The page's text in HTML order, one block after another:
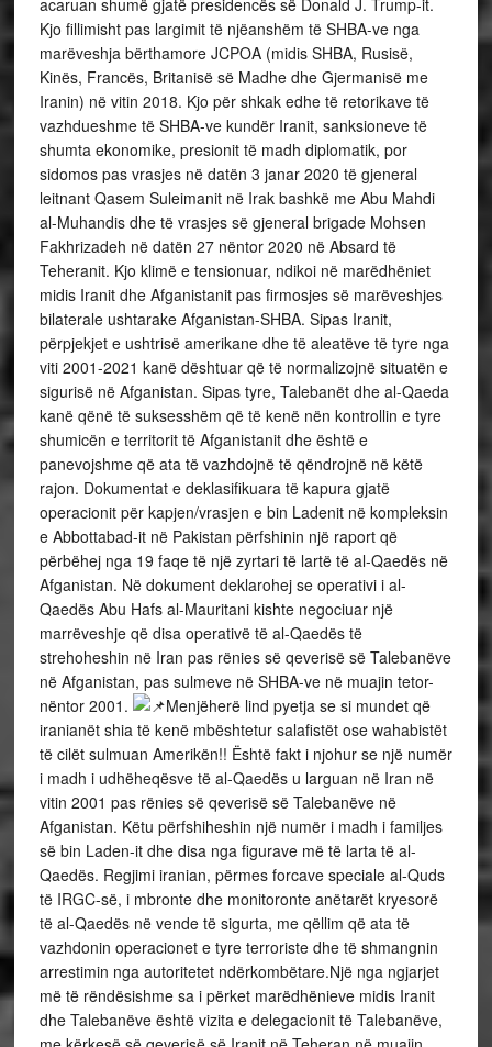
Kjo fillimisht pas largimit të njëanshëm të SHBA-ve nga
marëveshja bërthamore JCPOA (midis SHBA, Rusisë,
Kinës, Francës, Britanisë së Madhe dhe Gjermanisë me
Iranin) në vitin 2018. Kjo për shkak edhe të retorikave të
vazhdueshme të SHBA-ve kundër Iranit, sanksioneve të
shumta ekonomike, presionit të madh diplomatik, por
sidomos pas vrasjes në datën 3 janar 2020 të gjeneral
leitnant Qasem Suleimanit në Irak bashkë me Abu Mahdi
al-Muhandis dhe të vrasjes së gjeneral brigade Mohsen
Fakhrizadeh në datën 27 nëntor 2020 në Absard të
Teheranit. Kjo klimë e tensionuar, ndikoi në marëdhëniet
midis Iranit dhe Afganistanit pas firmosjes së marëveshjes
bilaterale ushtarake Afganistan-SHBA. Sipas Iranit,
përpjekjet e ushtrisë amerikane dhe të aleatëve të tyre nga
viti 2001-2021 kanë dështuar që të normalizojnë situatën e
sigurisë në Afganistan. Sipas tyre, Talebanët dhe al-Qaeda
kanë qënë të suksesshëm që të kenë nën kontrollin e tyre
shumicën e territorit të Afganistanit dhe është e
panevojshme që ata të vazhdojnë të qëndrojnë në këtë
rajon. Dokumentat e deklasifikuara të kapura gjatë
operacionit për kapjen/vrasjen e bin Ladenit në kompleksin
e Abbottabad-it në Pakistan përfshinin një raport që
përbëhej nga 19 faqe të një zyrtari të lartë të al-Qaedës në
Afganistan. Në dokument deklarohej se operativi i al-
Qaedës Abu Hafs al-Mauritani kishte negociuar një
marrëveshje që disa operativë të al-Qaedës të
strehoheshin në Iran pas rënies së qeverisë së Talebanëve
në Afganistan, pas sulmeve në SHBA-ve në muajin tetor-
nëntor 2001.
Menjëherë lind pyetja se si mundet që
iranianët shia të kenë mbështetur salafistët ose wahabistët
të cilët sulmuan Amerikën!! Është fakt i njohur se një numër
i madh i udhëheqësve të al-Qaedës u larguan në Iran në
vitin 2001 pas rënies së qeverisë së Talebanëve në
Afganistan. Këtu përfshiheshin një numër i madh i familjes
së bin Laden-it dhe disa nga figurave më të larta të al-
Qaedës. Regjimi iranian, përmes forcave speciale al-Quds
të IRGC-së, i mbronte dhe monitoronte anëtarët kryesorë
të al-Qaedës në vende të sigurta, me qëllim që ata të
vazhdonin operacionet e tyre terroriste dhe të shmangnin
arrestimin nga autoritetet ndërkombëtare.Një nga ngjarjet
më të rëndësishme sa i përket marëdhënieve midis Iranit
dhe Talebanëve është vizita e delegacionit të Talebanëve,